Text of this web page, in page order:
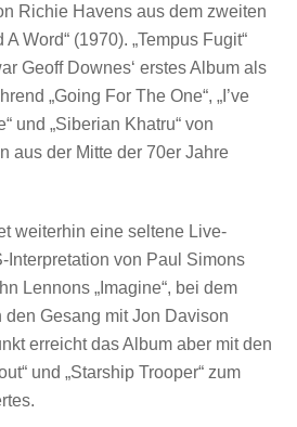
Richie Havens aus dem zweiten
Word“ (1970). „Tempus Fugit“
Geoff Downes‘ erstes Album als
„Going For The One“, „I’ve
und „Siberian Khatru“ von
aus der Mitte der 70er Jahre
weiterhin eine seltene Live-
Interpretation von Paul Simons
Lennons „Imagine“, bei dem
Gesang mit Jon Davison
erreicht das Album aber mit den
und „Starship Trooper“ zum